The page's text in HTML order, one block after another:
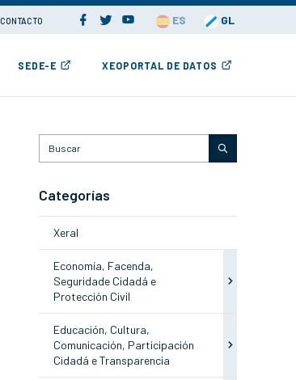
CONTACTO ES GL
SEDE-E XEOPORTAL DE DATOS
Categorías
Xeral
Economía, Facenda,
Seguridade Cidadá e
Protección Civil
Educación, Cultura,
Comunicación, Participación
Cidadá e Transparencia